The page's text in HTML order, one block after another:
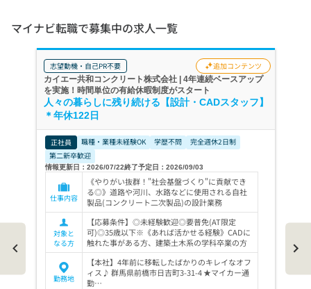
マイナビ転職で募集中の求人一覧
志望動機・自己PR不要 追加コンテンツ
カイエー共和コンクリート株式会社 | 4年連続ベースアップ
を実施！時間単位の有給休暇制度がスタート
人々の暮らしに残り続ける【設計・CADスタッフ】
＊年休122日
正社員 職種・業種未経験OK 学歴不問
完全週休2日制
第二新卒歓迎
情報更新日：2026/07/22終了予定日：2026/09/03
仕事内容
《やりがい抜群！"社会基盤づくり"に貢献でき
る◎》道路や河川、水路などに使用される自社
製品(コンクリート二次製品)の設計業務
対象と
なる方
【応募条件】◎未経験歓迎◎要普免(AT限定
可)◎35歳以下※《あれば活かせる経験》CADに
触れた事がある方、建築土木系の学科卒業の方
勤務地
【本社】4年前に移転したばかりのキレイなオフ
ィス♪ 群馬県前橋市日吉町3-31-4 ★マイカー通
勤…